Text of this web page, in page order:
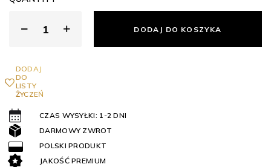
DODAJ DO KOSZYKA
DODAJ
DO
LISTY
ŻYCZEŃ
CZAS WYSYŁKI: 1-2 DNI
DARMOWY ZWROT
POLSKI PRODUKT
JAKOŚĆ PREMIUM